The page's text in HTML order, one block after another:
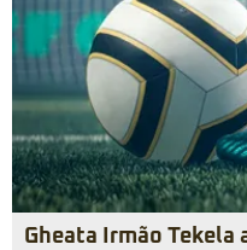
Gheata Irmão